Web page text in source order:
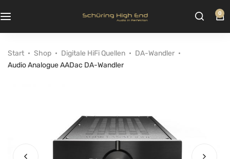
0
Start Shop Digitale HiFi Quellen
DA-Wandler
Audio Analogue AADac DA-Wandler